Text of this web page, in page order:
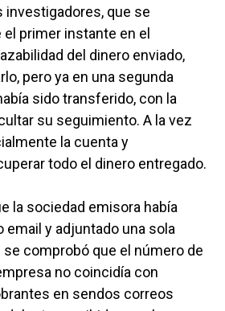
investigadores, que se
primer instante en el
del dinero enviado,
pero ya en una segunda
sido transferido, con la
su seguimiento. A la vez
la cuenta y
todo el dinero entregado.
la sociedad emisora había
email y adjuntado una sola
comprobó que el número de
no coincidía con
en sendos correos